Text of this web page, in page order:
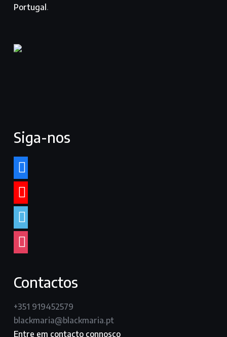
Portugal .
Siga-nos
facebook
youtube
vimeo
instagram
Contactos
+351 919452579
blackmaria@blackmaria.pt
Entre em contacto connosco